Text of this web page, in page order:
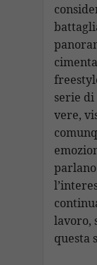
serie
vere,
lavoro,
questa